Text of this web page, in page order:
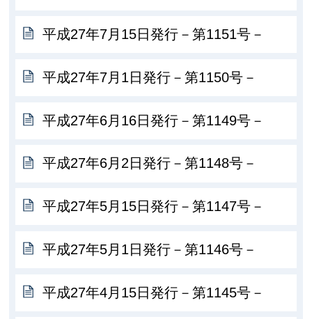
平成27年7月15日発行－第1151号－
平成27年7月1日発行－第1150号－
平成27年6月16日発行－第1149号－
平成27年6月2日発行－第1148号－
平成27年5月15日発行－第1147号－
平成27年5月1日発行－第1146号－
平成27年4月15日発行－第1145号－